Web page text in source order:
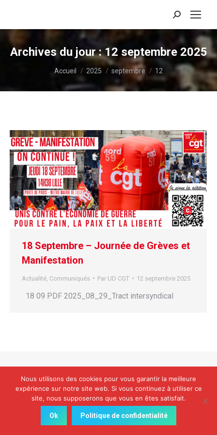
Recherche
:
Archives du jour :12 septembre 2025
Vous êtes ici :
Accueil 2025 septembre 12
18 Septembre – Journée de Grèves et
Manifestation
Actualité Communiqués Par UD CGT 12 septembre 2025
18 09 PDF 2025_08_29_Tract intersyndical
Nous utilisons des cookies pour vous garantir la meilleure
expérience sur notre site web. Si vous continuez à utiliser ce
site, nous supposerons que vous en êtes satisfait.
Ok Politique de confidentialité